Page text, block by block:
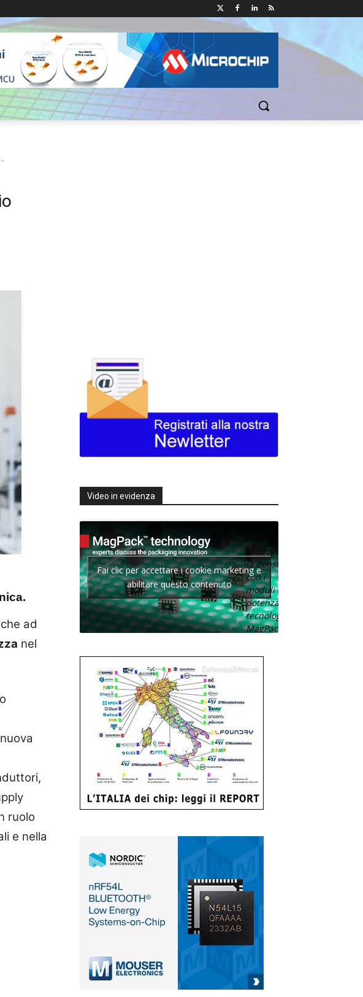
ad
nel
ruolo
e nella
Video in evidenza
Texas
raddoppia
la densità
con i
moduli di
potenza con
tecnologia
MagPack.
Fai clic per accettare i cookie marketing e
abilitare questo contenuto